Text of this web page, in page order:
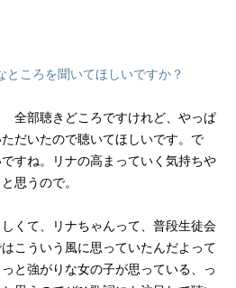
ころを聞いてほしいですか？
全部聴きどころですけれど、やっぱ
だいたので聴いてほしいです。で
すね。リナの高まっていく気持ちや
思うので。
くて、リナちゃんって、普段生徒会
こういう風に思っていたんだよって
と強がりな女の子が思っている、っ